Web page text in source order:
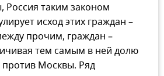
Россия таким законом
исход этих граждан –
прочим, граждан –
тем самым в ней долю
против Москвы. Ряд